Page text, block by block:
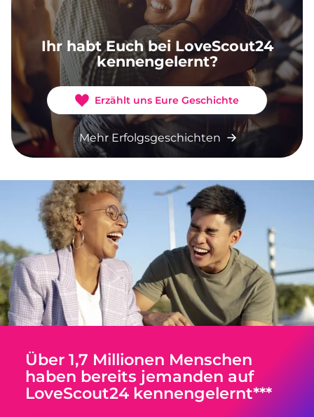
Ihr habt Euch bei LoveScout24
kennengelernt?
Erzählt uns Eure Geschichte
Mehr Erfolgsgeschichten
Über 1,7 Millionen Menschen
haben bereits jemanden auf
LoveScout24 kennengelernt***